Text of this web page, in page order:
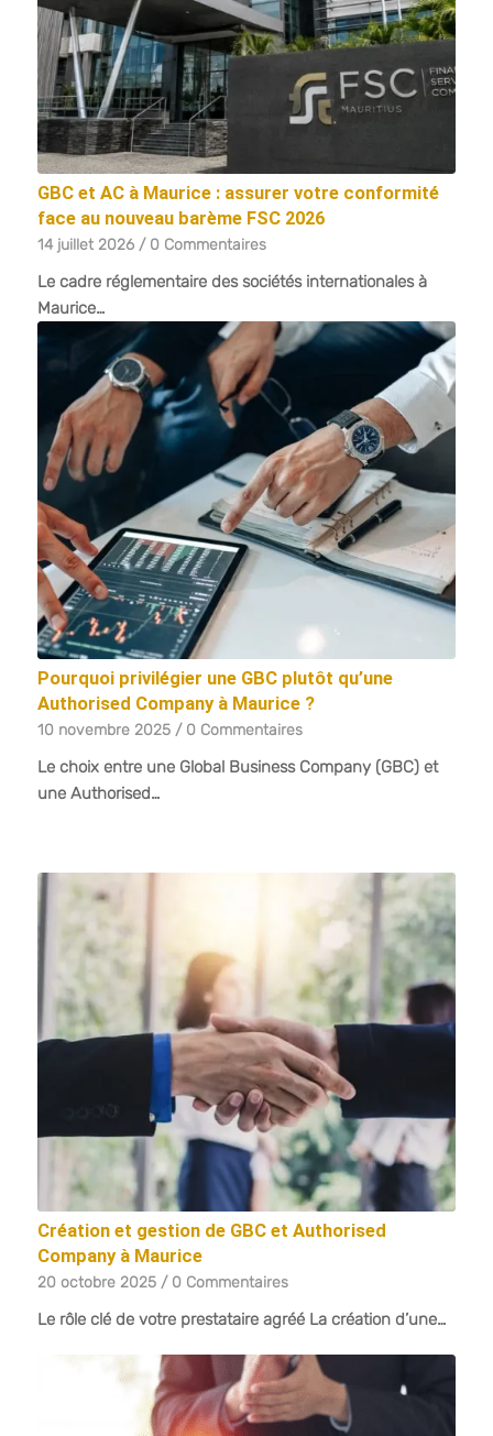
GBC et AC à Maurice : assurer votre conformité
face au nouveau barème FSC 2026
14 juillet 2026 / 0 Commentaires
Le cadre réglementaire des sociétés internationales à
Maurice…
Pourquoi privilégier une GBC plutôt qu’une
Authorised Company à Maurice ?
10 novembre 2025 / 0 Commentaires
Le choix entre une Global Business Company (GBC) et
une Authorised…
Création et gestion de GBC et Authorised
Company à Maurice
20 octobre 2025 / 0 Commentaires
Le rôle clé de votre prestataire agréé La création d’une…